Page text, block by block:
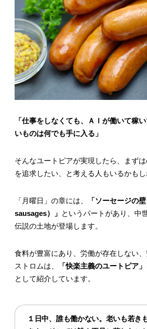
「仕事をしなくても、ＡＩが働いて稼
いものは何でも手に入る」
そんなユートピアが実現したら、まず
を追求したい、と考える人もいるかもし
「月曜日」の章には、
「ソーセージの
sausages）」 というパートがあり、中
伝説の土地が登場します。
食料が豊富にあり、労働が存在しない
ストロムは、
「快楽主義のユートピア」
として紹介しています。
１日中、誰も働かない。老いも若き